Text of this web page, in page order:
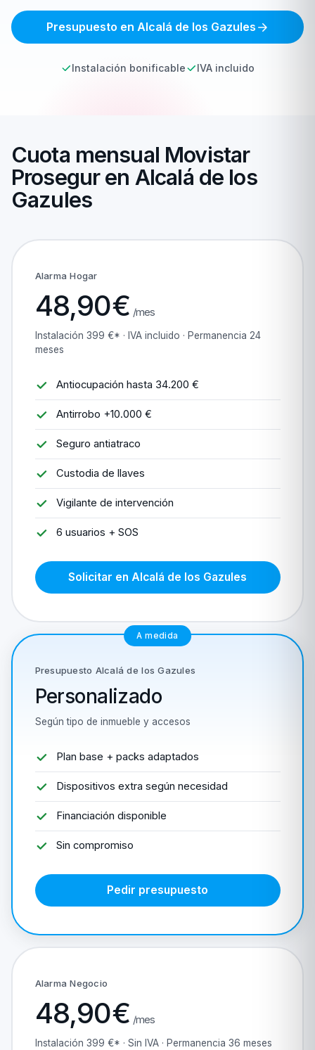
Presupuesto en Alcalá de los Gazules
Instalación bonificable IVA incluido
Cuota mensual Movistar
Prosegur en Alcalá de los
Gazules
Alarma Hogar
48,90€ /mes
Instalación 399 €* · IVA incluido · Permanencia 24
meses
Antiocupación hasta 34.200 €
Antirrobo +10.000 €
Seguro antiatraco
Custodia de llaves
Vigilante de intervención
6 usuarios + SOS
Solicitar en Alcalá de los Gazules
A medida
Presupuesto Alcalá de los Gazules
Personalizado
Según tipo de inmueble y accesos
Plan base + packs adaptados
Dispositivos extra según necesidad
Financiación disponible
Sin compromiso
Pedir presupuesto
Alarma Negocio
48,90€ /mes
Instalación 399 €* · Sin IVA · Permanencia 36 meses